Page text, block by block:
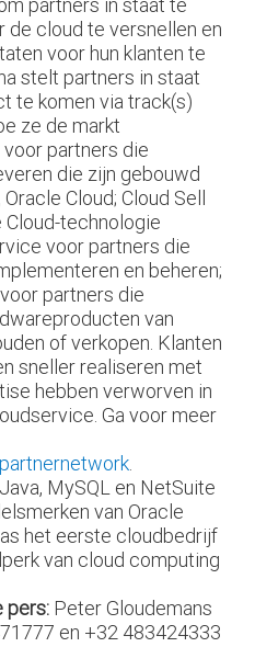
partners in staat te
de cloud te versnellen en
voor hun klanten te
stelt partners in staat
te komen via track(s)
ze de markt
voor partners die
die zijn gebouwd
Cloud; Cloud Sell
technologie
voor partners die
en beheren;
partners die
van
of verkopen. Klanten
sneller realiseren met
hebben verworven in
Ga voor meer
.
MySQL en NetSuite
van Oracle
het eerste cloudbedrijf
van cloud computing
pers: Peter Gloudemans
en +32 483424333